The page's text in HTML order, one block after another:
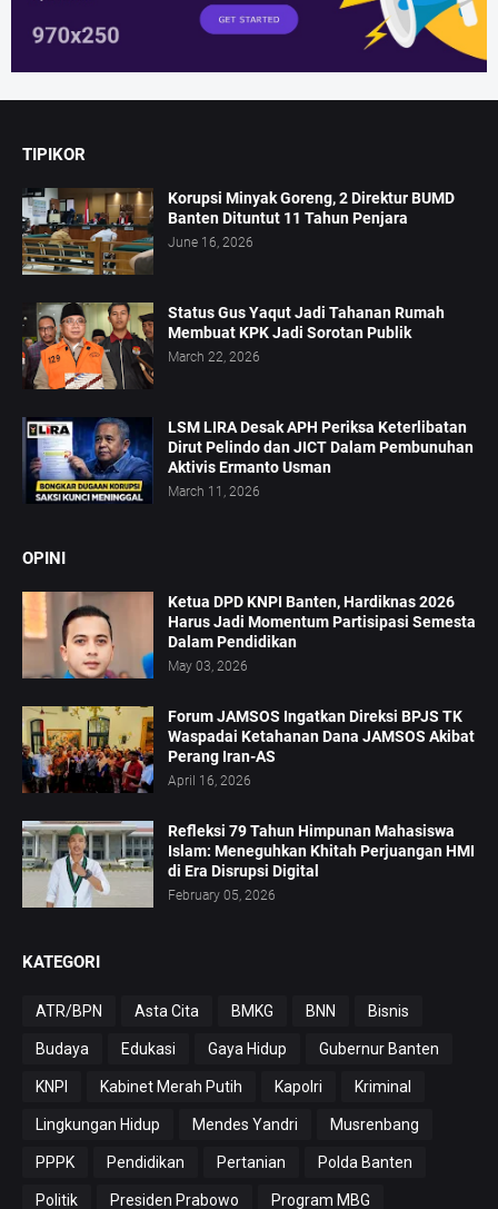
TIPIKOR
Korupsi Minyak Goreng, 2 Direktur BUMD
Banten Dituntut 11 Tahun Penjara
June 16, 2026
Status Gus Yaqut Jadi Tahanan Rumah
Membuat KPK Jadi Sorotan Publik
March 22, 2026
LSM LIRA Desak APH Periksa Keterlibatan
Dirut Pelindo dan JICT Dalam Pembunuhan
Aktivis Ermanto Usman
March 11, 2026
OPINI
Ketua DPD KNPI Banten, Hardiknas 2026
Harus Jadi Momentum Partisipasi Semesta
Dalam Pendidikan
May 03, 2026
Forum JAMSOS Ingatkan Direksi BPJS TK
Waspadai Ketahanan Dana JAMSOS Akibat
Perang Iran-AS
April 16, 2026
Refleksi 79 Tahun Himpunan Mahasiswa
Islam: Meneguhkan Khitah Perjuangan HMI
di Era Disrupsi Digital
February 05, 2026
KATEGORI
ATR/BPN Asta Cita BMKG BNN Bisnis
Budaya Edukasi Gaya Hidup Gubernur Banten
KNPI Kabinet Merah Putih Kapolri Kriminal
Lingkungan Hidup Mendes Yandri Musrenbang
PPPK Pendidikan Pertanian Polda Banten
Politik Presiden Prabowo Program MBG